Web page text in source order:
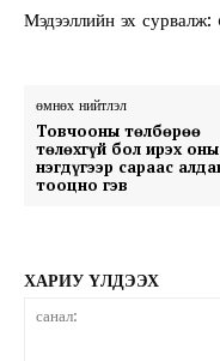
Мэдээллийн эх
өмнөх нийтлэл
Товчооны төлбөрөө
төлөхгүй бол ирэх оны
нэгдүгээр сараас
тооцно гэв
ХАРИУ ҮЛДЭЭХ